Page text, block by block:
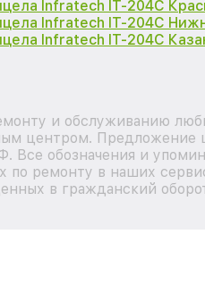
Infratech IT-204C
Infratech IT-204C
Infratech IT-204C
и обслуживанию
центром.
Все обозначения и
по ремонту в наших
в гражданский